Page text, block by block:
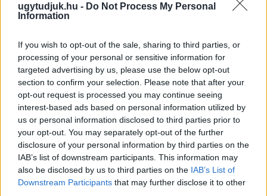
ugytudjuk.hu - Do Not Process My Personal
Information
If you wish to opt-out of the sale, sharing to third parties, or
processing of your personal or sensitive information for
targeted advertising by us, please use the below opt-out
section to confirm your selection. Please note that after your
opt-out request is processed you may continue seeing
interest-based ads based on personal information utilized by
us or personal information disclosed to third parties prior to
your opt-out. You may separately opt-out of the further
disclosure of your personal information by third parties on the
IAB’s list of downstream participants. This information may
also be disclosed by us to third parties on the IAB’s List of
Downstream Participants that may further disclose it to other
A férfi a nyílt utcán kezdte verni áldozatát.
Szólj hozzá!